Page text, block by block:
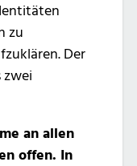
zu
Der
zwei
an allen
offen. In